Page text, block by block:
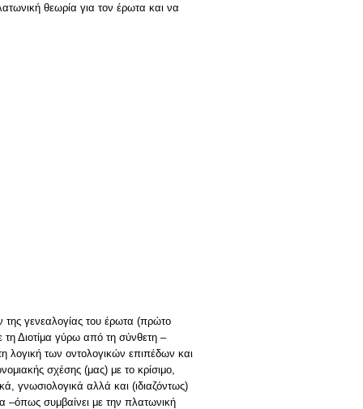
θεωρία για τον έρωτα και να
της γενεαλογίας του έρωτα (πρώτο
τη Διοτίμα γύρω από τη σύνθετη –
λογική των οντολογικών επιπέδων και
σχέσης (μας) με το κρίσιμο,
γνωσιολογικά αλλά και (ιδιαζόντως)
–όπως συμβαίνει με την πλατωνική